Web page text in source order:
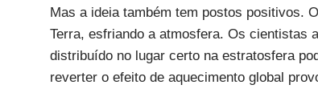
Mas a ideia também tem postos positivos.
Terra, esfriando a atmosfera. Os cientistas
distribuído no lugar certo na estratosfera
reverter o efeito de aquecimento global